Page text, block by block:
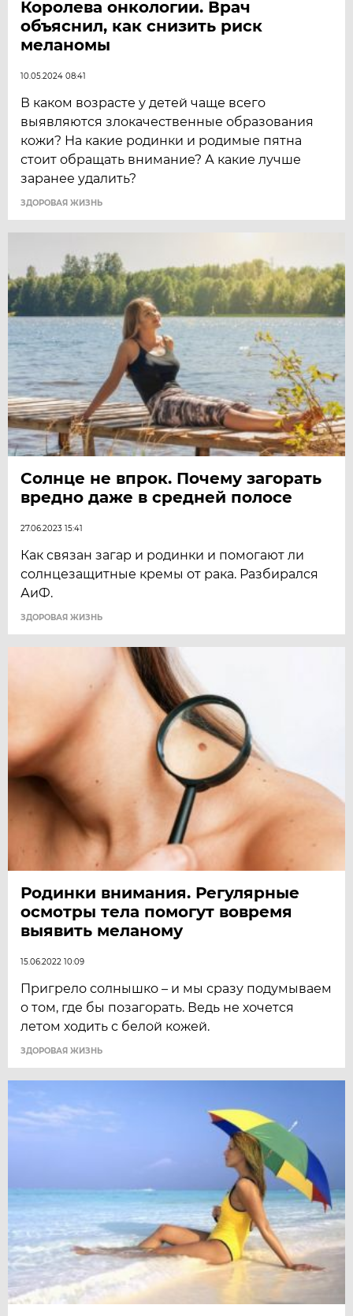
Королева онкологии. Врач
объяснил, как снизить риск
меланомы
10.05.2024 08:41
В каком возрасте у детей чаще всего
выявляются злокачественные образования
кожи? На какие родинки и родимые пятна
стоит обращать внимание? А какие лучше
заранее удалить?
ЗДОРОВАЯ ЖИЗНЬ
Солнце не впрок. Почему загорать
вредно даже в средней полосе
27.06.2023 15:41
Как связан загар и родинки и помогают ли
солнцезащитные кремы от рака. Разбирался
АиФ.
ЗДОРОВАЯ ЖИЗНЬ
Родинки внимания. Регулярные
осмотры тела помогут вовремя
выявить меланому
15.06.2022 10:09
Пригрело солнышко – и мы сразу подумываем
о том, где бы позагорать. Ведь не хочется
летом ходить с белой кожей.
ЗДОРОВАЯ ЖИЗНЬ